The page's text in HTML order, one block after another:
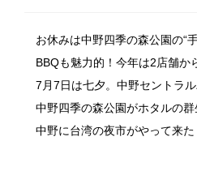
お休みは中野四季の森公園の“
BBQも魅力的！今年は2店舗か
7月7日は七夕。中野セントラ
中野四季の森公園がホタルの
中野に台湾の夜市がやって来